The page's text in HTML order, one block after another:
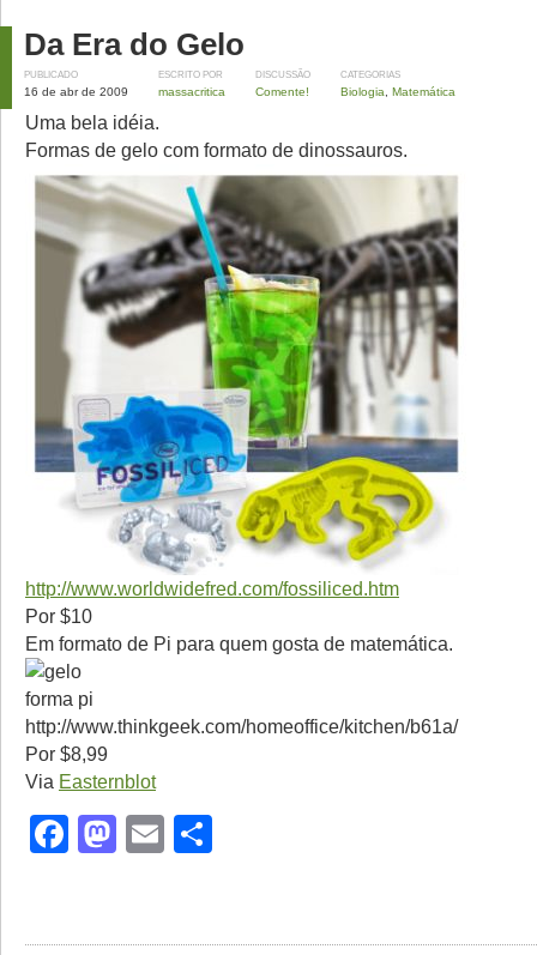
Da Era do Gelo
PUBLICADO
16 de abr de 2009
ESCRITO POR
massacritica
DISCUSSÃO
Comente!
CATEGORIAS
Biologia Matemática
Uma bela idéia.
Formas de gelo com formato de dinossauros.
http://www.worldwidefred.com/fossiliced.htm
Por $10
Em formato de Pi para quem gosta de matemática.
http://www.thinkgeek.com/homeoffice/kitchen/b61a/
Por $8,99
Via Easternblot
Facebook
Mastodon
Email